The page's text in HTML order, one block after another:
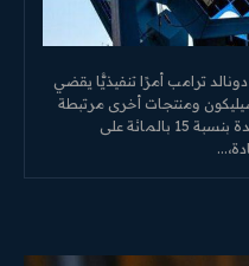
ترامب أمرًا تنفيذيًّا يقضي
ومنتجات أخرى مرتبطة
به، إلى جانب فرض رسوم جمركية جديدة بنسبة 15 بالمائة على